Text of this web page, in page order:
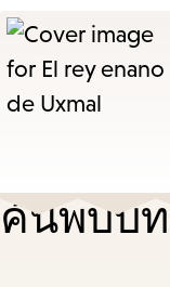
ค้นพบบท